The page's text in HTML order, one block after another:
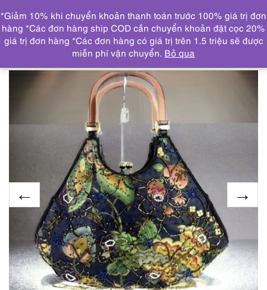
DANH MỤC
Trang chủ TOÀN BỘ TÚI XÁCH
4181-Túi xách tay-
Handmade beaded cloth handbag
*Giảm 10% khi chuyển khoản thanh toán trước 100% giá trị đơn
hàng *Các đơn hàng ship COD cần chuyển khoản đặt cọc 20%
giá trị đơn hàng *Các đơn hàng có giá trị trên 1.5 triệu sẽ được
miễn phí vận chuyển. Bỏ qua